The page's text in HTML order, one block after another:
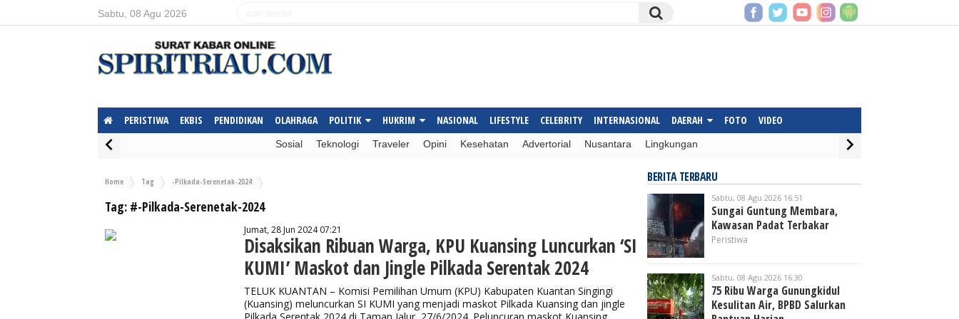
Sabtu, 08 Agu 2026
PERISTIWA EKBIS PENDIDIKAN OLAHRAGA POLITIK HUKRIM NASIONAL LIFESTYLE CELEBRITY INTERNASIONAL DAERAH FOTO VIDEO
Sosial Teknologi Traveler Opini Kesehatan Advertorial Nusantara Lingkungan
Home Tag -Pilkada-Serenetak-2024
Tag: #-Pilkada-Serenetak-2024
Jumat, 28 Jun 2024 07:21
Disaksikan Ribuan Warga, KPU Kuansing Luncurkan ‘SI
KUMI’ Maskot dan Jingle Pilkada Serentak 2024
TELUK KUANTAN – Komisi Pemilihan Umum (KPU) Kabupaten Kuantan Singingi
(Kuansing) meluncurkan SI KUMI yang menjadi maskot Pilkada Kuansing dan jingle
BERITA TERBARU
Sabtu, 08 Agu 2026 16:51
Sungai Guntung Membara,
Kawasan Padat Terbakar
Peristiwa
Sabtu, 08 Agu 2026 16:30
75 Ribu Warga Gunungkidul
Kesulitan Air, BPBD Salurkan